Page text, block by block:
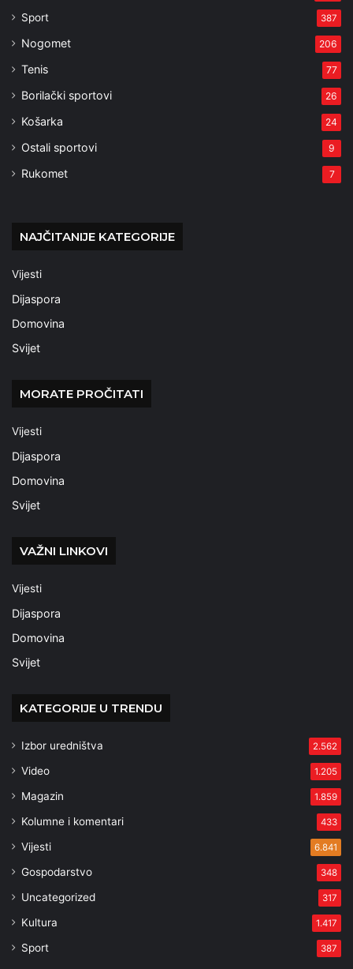
Sport 387
Nogomet 206
Tenis 77
Borilački sportovi 26
Košarka 24
Ostali sportovi 9
Rukomet 7
NAJČITANIJE KATEGORIJE
Vijesti
Dijaspora
Domovina
Svijet
MORATE PROČITATI
Vijesti
Dijaspora
Domovina
Svijet
VAŽNI LINKOVI
Vijesti
Dijaspora
Domovina
Svijet
KATEGORIJE U TRENDU
Izbor uredništva 2.562
Video 1.205
Magazin 1.859
Kolumne i komentari 433
Vijesti 6.841
Gospodarstvo 348
Uncategorized 317
Kultura 1.417
Sport 387